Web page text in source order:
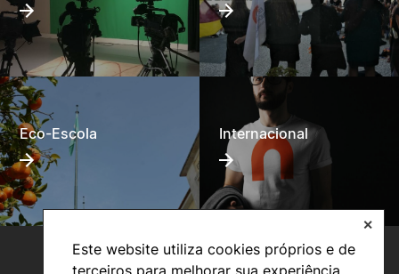
Este website utiliza cookies próprios e de
terceiros para melhorar sua experiência
✕
Eco-Escola Internacional